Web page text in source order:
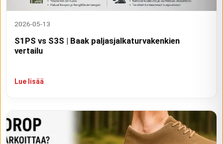
2026-05-13
S1PS vs S3S | Baak paljasjalkaturvakenkien
vertailu
Lue lisää